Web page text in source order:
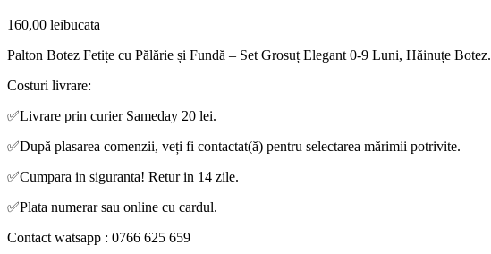
160,00 leibucata
Palton Botez Fetițe cu Pălărie și Fundă – Set Grosuț Elegant 0-9 Luni, Hăinuțe Botez.
Costuri livrare:
✅Livrare prin curier Sameday 20 lei.
✅După plasarea comenzii, veți fi contactat(ă) pentru selectarea mărimii potrivite.
✅Cumpara in siguranta! Retur in 14 zile.
✅Plata numerar sau online cu cardul.
Contact watsapp : 0766 625 659